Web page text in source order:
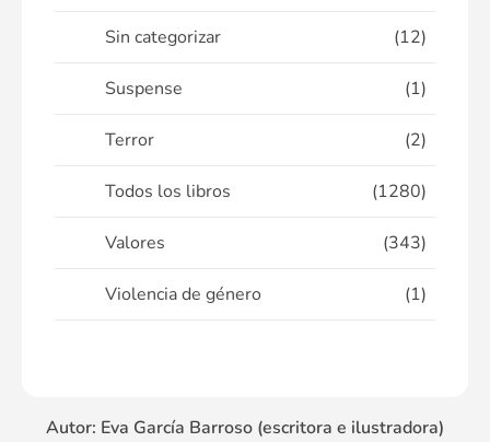
Sin categorizar (12)
Suspense (1)
Terror (2)
Todos los libros (1280)
Valores (343)
Violencia de género (1)
Autor: Eva García Barroso (escritora e ilustradora)